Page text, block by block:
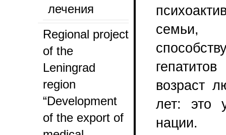
лечения
Regional project
of the
Leningrad
region
“Development
of the export of
семьи,
возраст
лет: это
нации.